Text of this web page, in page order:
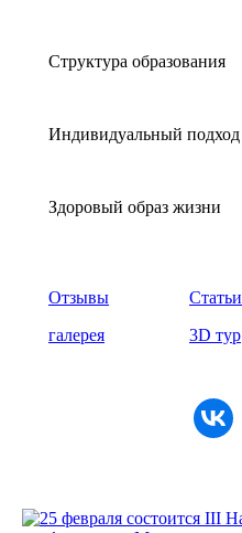
Структура образования
Индивидуальный подход
Здоровый образ жизни
Отзывы Статьи
галерея
3D тур